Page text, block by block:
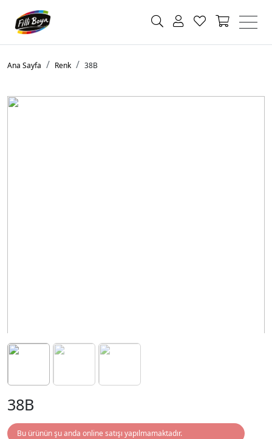
Ana Sayfa Renk 38B
38B
Bu ürünün şu anda online satışı yapılmamaktadır.